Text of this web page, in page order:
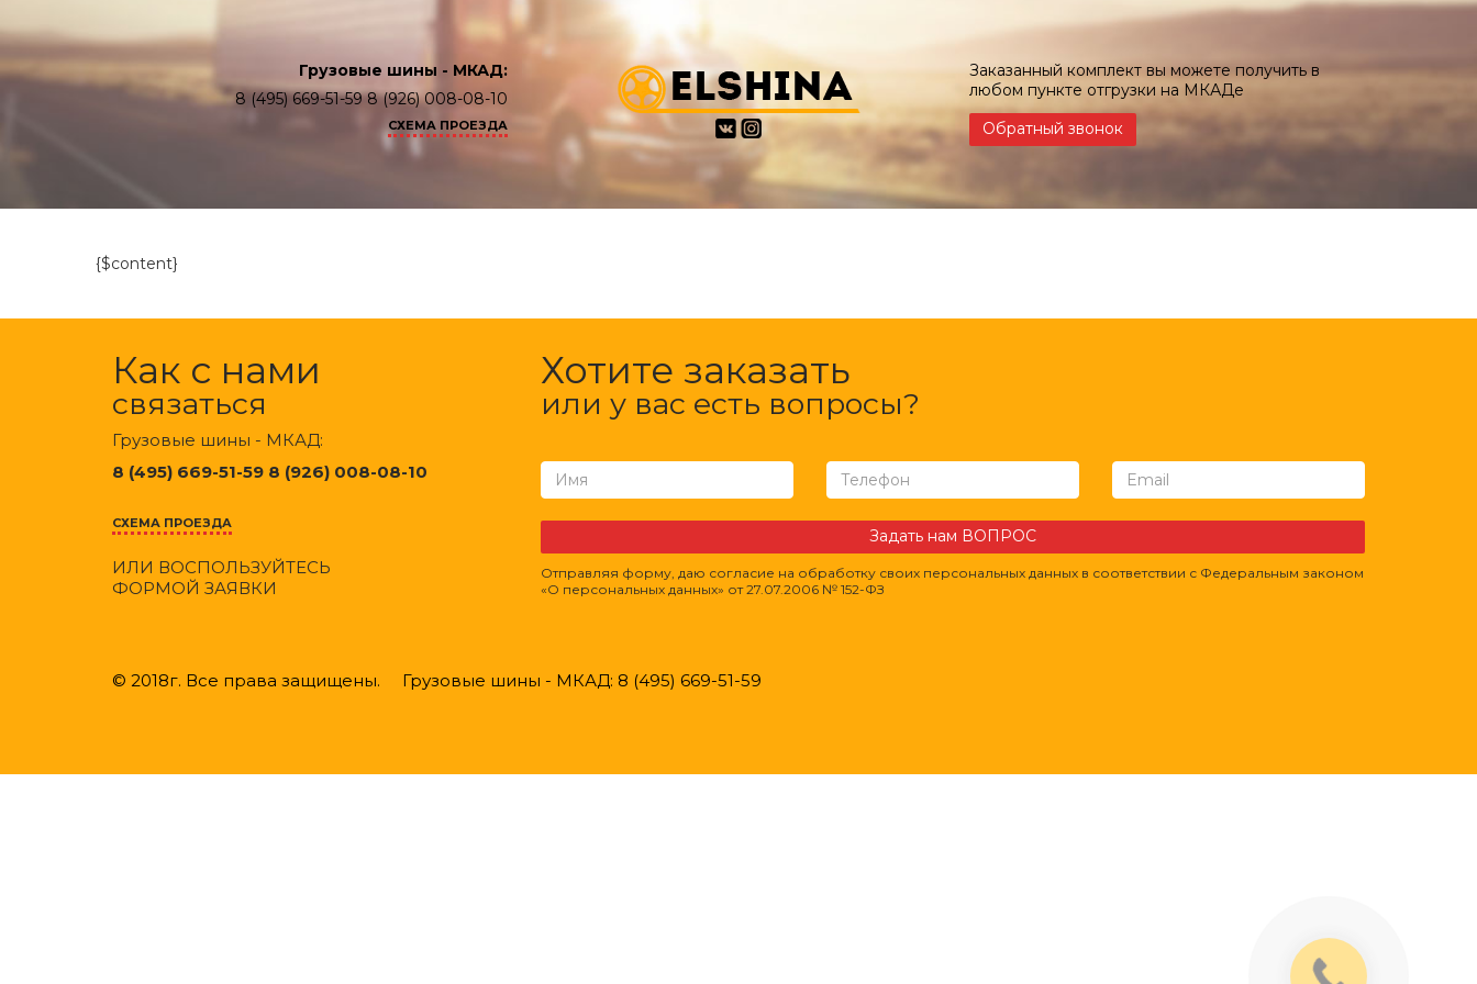
Грузовые шины - МКАД:
8 (495) 669-51-59 8 (926) 008-08-10
СХЕМА ПРОЕЗДА
Заказанный комплект вы можете получить в
любом пункте отгрузки на МКАДе
Обратный звонок
{$content}
Как с нами
связаться
Грузовые шины - МКАД:
8 (495) 669-51-59 8 (926) 008-08-10
СХЕМА ПРОЕЗДА
ИЛИ ВОСПОЛЬЗУЙТЕСЬ
ФОРМОЙ ЗАЯВКИ
Хотите заказать
или у вас есть вопросы?
Задать нам ВОПРОС
Отправляя форму, даю согласие на обработку своих персональных данных в соответствии с Федеральным законом
«О персональных данных» от 27.07.2006 № 152-ФЗ
© 2018г. Все права защищены. Грузовые шины - МКАД: 8 (495) 669-51-59